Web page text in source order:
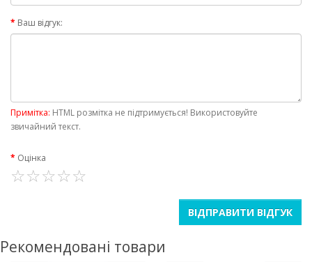
Ваш відгук:
Примітка: HTML розмітка не підтримується! Використовуйте
звичайний текст.
Оцінка
ВІДПРАВИТИ ВІДГУК
Рекомендовані товари